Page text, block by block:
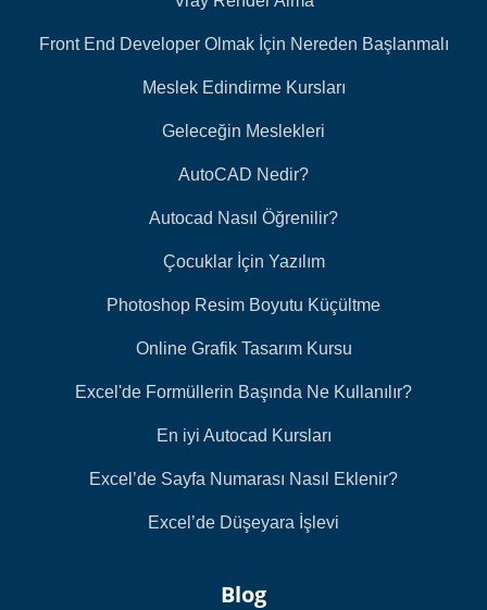
Front End Developer Olmak İçin Nereden Başlanmalı
Meslek Edindirme Kursları
Geleceğin Meslekleri
AutoCAD Nedir?
Autocad Nasıl Öğrenilir?
Çocuklar İçin Yazılım
Photoshop Resim Boyutu Küçültme
Online Grafik Tasarım Kursu
Excel'de Formüllerin Başında Ne Kullanılır?
En iyi Autocad Kursları
Excel’de Sayfa Numarası Nasıl Eklenir?
Excel’de Düşeyara İşlevi
Blog